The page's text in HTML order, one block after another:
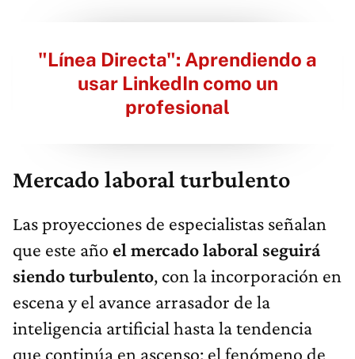
"Línea Directa": Aprendiendo a
usar LinkedIn como un
profesional
Mercado laboral turbulento
Las proyecciones de especialistas señalan
que este año el mercado laboral seguirá
siendo turbulento, con la incorporación en
escena y el avance arrasador de la
inteligencia artificial hasta la tendencia
que continúa en ascenso: el fenómeno de